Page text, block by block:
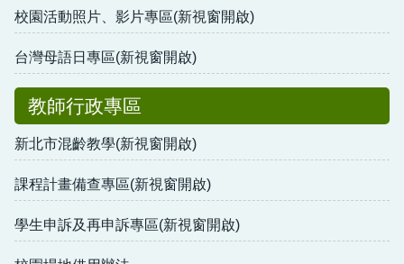
校園活動照片、影片專區(新視窗開啟)
台灣母語日專區(新視窗開啟)
教師行政專區
新北市混齡教學(新視窗開啟)
課程計畫備查專區(新視窗開啟)
學生申訴及再申訴專區(新視窗開啟)